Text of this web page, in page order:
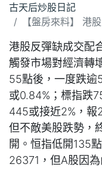
古天后炒股日記
【盤房來料】 港股
港股反彈缺成交配
觸發市場對經濟轉
55點後，一度跌
或0.84%；標指跌
445或接近2%，報
但不敵美股跌勢，
開。恒指低開135
26371，但A股因